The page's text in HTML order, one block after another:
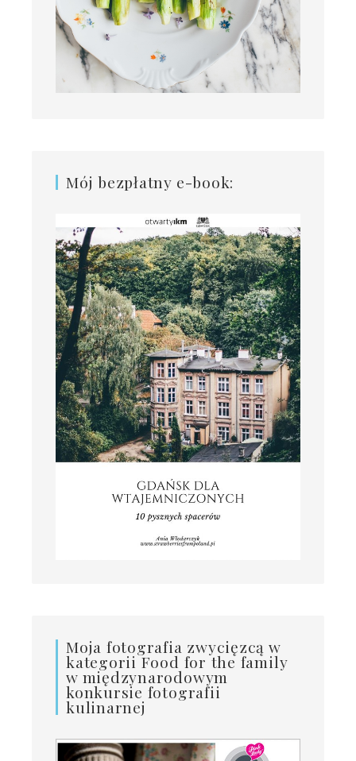
Mój bezpłatny e-book:
Moja fotografia zwycięzcą w
kategorii Food for the family
w międzynarodowym
konkursie fotografii
kulinarnej